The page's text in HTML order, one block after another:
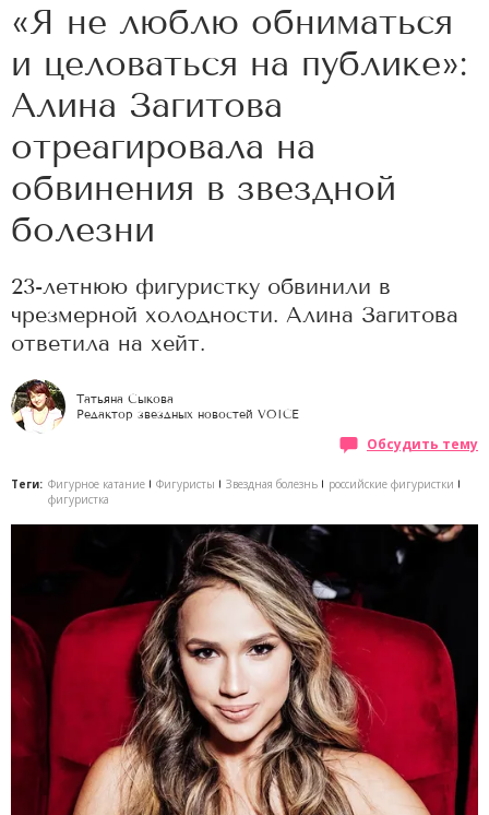
«Я не люблю обниматься
и целоваться на публике»:
Алина Загитова
отреагировала на
обвинения в звездной
болезни
23-летнюю фигуристку обвинили в
чрезмерной холодности. Алина Загитова
ответила на хейт.
Татьяна Сыкова
Редактор звездных новостей VOICE
Обсудить тему
Теги: Фигурное катание Фигуристы Звездная болезнь
российские фигуристки
фигуристка